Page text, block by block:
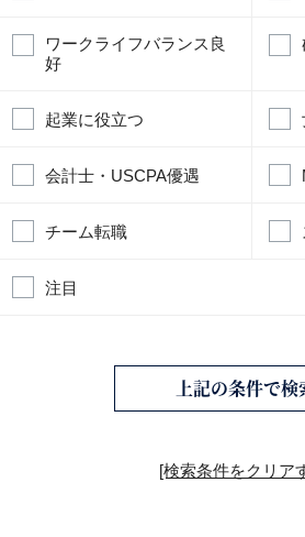
ワークライフバランス良
好
起業に役立つ
会計士・USCPA優遇
チーム転職
注目
上記の条件で検
[検索条件をクリア